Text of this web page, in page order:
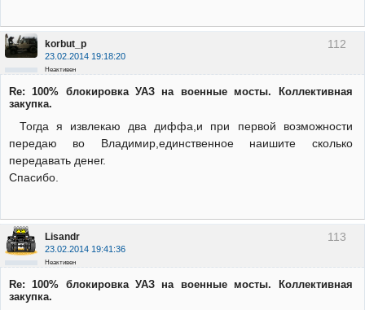
112
korbut_p
23.02.2014 19:18:20
Неактивен
Re: 100% блокировка УАЗ на военные мосты. Коллективная
закупка.
Тогда я извлекаю два диффа,и при первой возможности
передаю во Владимир,единственное наишите сколько
передавать денег.
Спасибо.
113
Lisandr
23.02.2014 19:41:36
Неактивен
Re: 100% блокировка УАЗ на военные мосты. Коллективная
закупка.